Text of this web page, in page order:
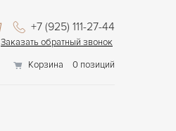
+7 (925) 111-27-44
Заказать обратный звонок
Корзина
0 позиций